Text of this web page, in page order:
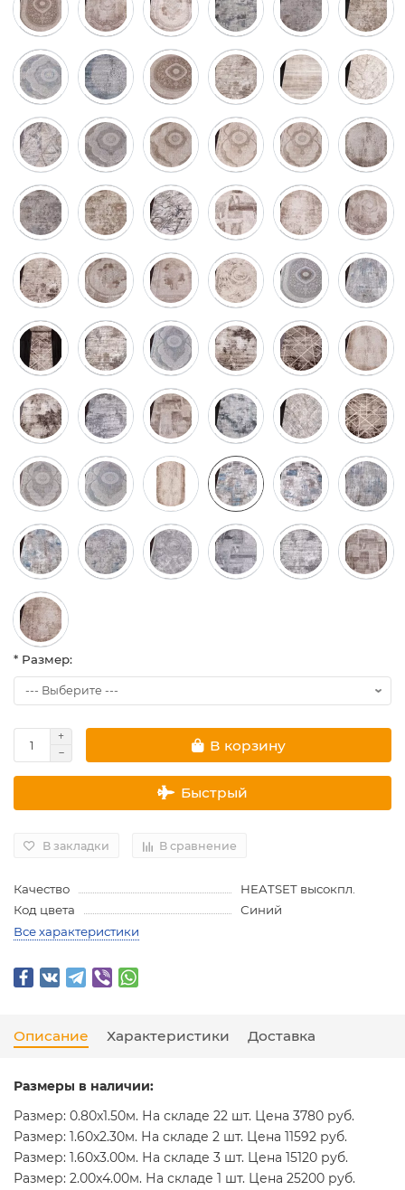
* Размер:
В корзину
Быстрый
В закладки В сравнение
Качество
HEATSET высокпл.
Код цвета
Синий
Все характеристики
Описание Характеристики Доставка
Размеры в наличии:
Размер: 0.80x1.50м. На складе 22 шт. Цена 3780 руб.
Размер: 1.60x2.30м. На складе 2 шт. Цена 11592 руб.
Размер: 1.60x3.00м. На складе 3 шт. Цена 15120 руб.
Размер: 2.00x4.00м. На складе 1 шт. Цена 25200 руб.